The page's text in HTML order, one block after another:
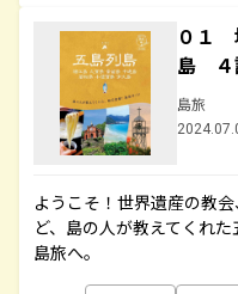
０１
島 ４
島旅
ようこそ！世界遺産の教
ど、島の人が教えてくれ
島旅へ。